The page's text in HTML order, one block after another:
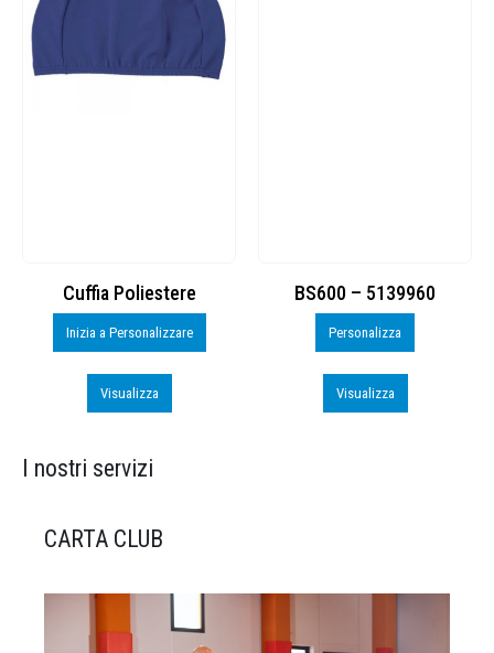
Cuffia Poliestere
Inizia a Personalizzare
Visualizza
BS600 – 5139960
Personalizza
Visualizza
I nostri servizi
CARTA CLUB